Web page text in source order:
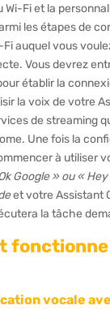
Wi-Fi et la
les étapes de
auquel vous
Vous devrez
établir la
la voix de votre
de streaming
Une fois la
à utiliser
Google » ou «
et votre Assistant
la tâche
fonctionne
vocale